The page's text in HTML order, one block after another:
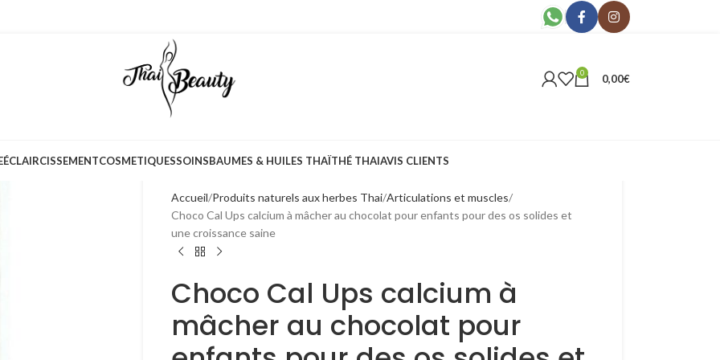
0 0,00€
ÉCLAIRCISSEMENTCOSMETIQUESSOINSBAUMES & HUILES THAÏTHÉ THAIAVIS CLIENTS
Accueil Produits naturels aux herbes Thai Articulations et muscles
Choco Cal Ups calcium à mâcher au chocolat pour enfants pour des os solides et
une croissance saine
Choco Cal Ups calcium à
mâcher au chocolat pour